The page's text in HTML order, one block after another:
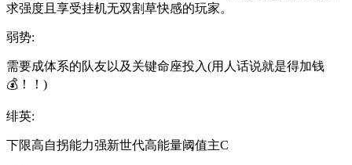
求强度且享受挂机无双割草快感的玩家。
弱势:
需要成体系的队友以及关键命座投入(用人话说就是得加钱
💰！！)
绯英:
下限高自拐能力强新世代高能量阈值主C